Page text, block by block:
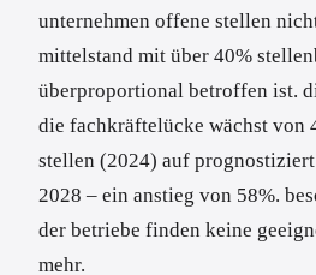
unternehmen offene stellen
mittelstand mit über 40%
überproportional betroffen ist.
die fachkräftelücke wächst von
stellen (2024) auf
2028 – ein anstieg von 58%.
der betriebe finden keine
mehr.